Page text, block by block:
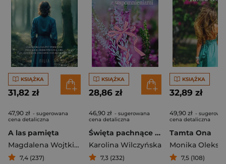
KSIĄŻKA
31,82 zł
47,90 zł - sugerowana
cena detaliczna
A las pamięta
Magdalena Wojtkiewicz
7,4 (237)
KSIĄŻKA
28,86 zł
46,90 zł - sugerowana
cena detaliczna
Święta pachnące wspomnieniami
Karolina Wilczyńska
7,3 (232)
KSIĄŻKA
32,89 zł
49,90 zł -
cena detaliczna
Tamta Ona
Monika Oleksa
7,5 (108)